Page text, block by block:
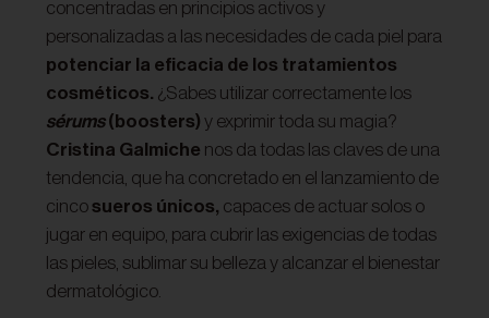
concentradas en principios activos y
personalizadas a las necesidades de cada piel para
potenciar la eficacia de los tratamientos
cosméticos. ¿Sabes utilizar correctamente los
sérums(boosters) y exprimir toda su magia?
Cristina Galmiche nos da todas las claves de una
tendencia, que ha concretado en el lanzamiento de
cincosueros únicos, capaces de actuar solos o
jugar en equipo, para cubrir las exigencias de todas
las pieles, sublimar su belleza y alcanzar el bienestar
dermatológico.